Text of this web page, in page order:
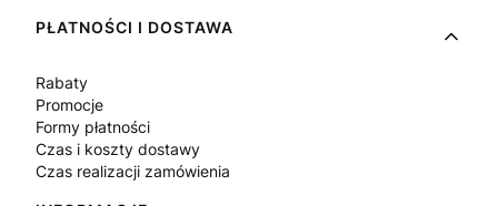
PŁATNOŚCI I DOSTAWA
Rabaty
Promocje
Formy płatności
Czas i koszty dostawy
Czas realizacji zamówienia